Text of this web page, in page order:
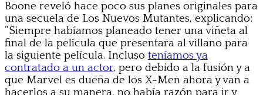
Boone reveló hace poco sus planes originales para
una secuela de Los Nuevos Mutantes, explicando:
“Siempre habíamos planeado tener una viñeta al
final de la película que presentara al villano para
la siguiente película. Incluso teníamos ya
contratado a un actor, pero debido a la fusión y a
que Marvel es dueña de los X-Men ahora y van a
hacerlos a su manera, no había razón para ir y